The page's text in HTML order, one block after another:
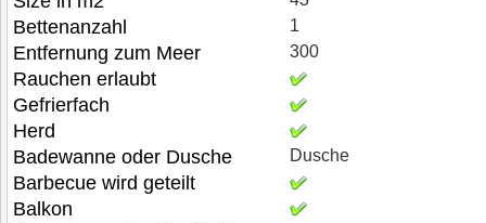
Bettenanzahl 1
Entfernung zum Meer 300
Rauchen erlaubt
Gefrierfach
Herd
Badewanne oder Dusche
Dusche
Barbecue wird geteilt
Balkon